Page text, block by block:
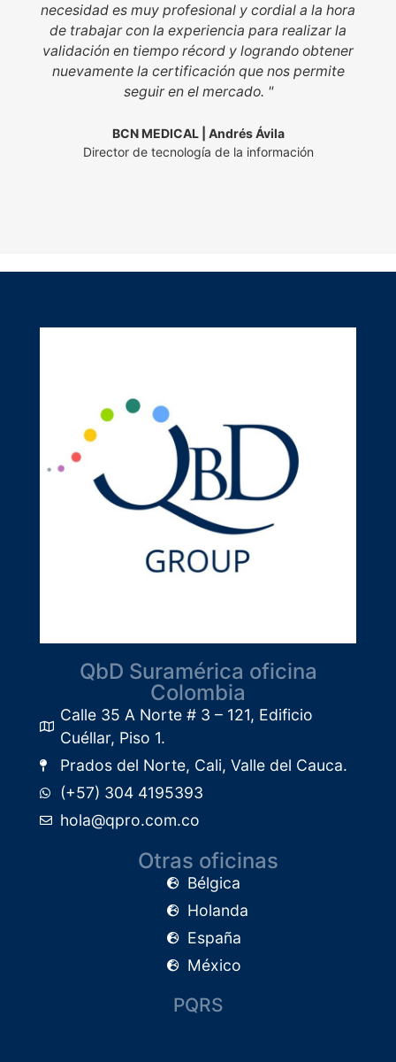
necesidad es muy profesional y cordial a la hora
de trabajar con la experiencia para realizar la
validación en tiempo récord y logrando obtener
nuevamente la certificación que nos permite
seguir en el mercado. "
BCN MEDICAL | Andrés Ávila
Director de tecnología de la información
QbD Suramérica oficina
Colombia
Calle 35 A Norte # 3 – 121, Edificio
Cuéllar, Piso 1.​
Prados del Norte, Cali, Valle del Cauca.
(+57) 304 4195393
hola@qpro.com.co
Otras oficinas
Bélgica
Holanda
España
México
PQRS